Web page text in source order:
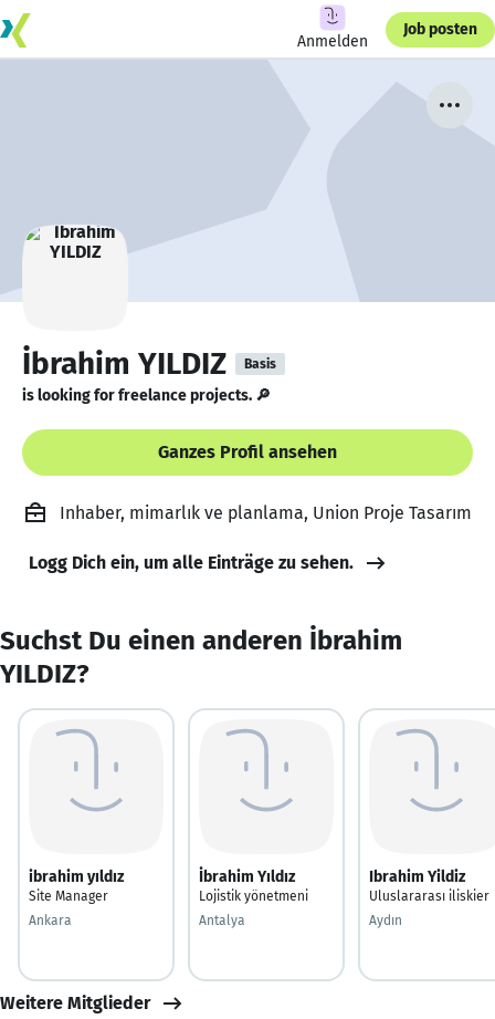
Anmelden
Job posten
İbrahim YILDIZ Basis
is looking for freelance projects. 🔎
Ganzes Profil ansehen
Inhaber, mimarlık ve planlama, Union Proje Tasarım
Logg Dich ein, um alle Einträge zu sehen.
Suchst Du einen anderen İbrahim
YILDIZ?
ibrahim yıldız
Site Manager
Ankara
İbrahim Yıldız
Lojistik yönetmeni
Antalya
Ibrahim Yildiz
Uluslararası iliskier
Aydın
Weitere Mitglieder